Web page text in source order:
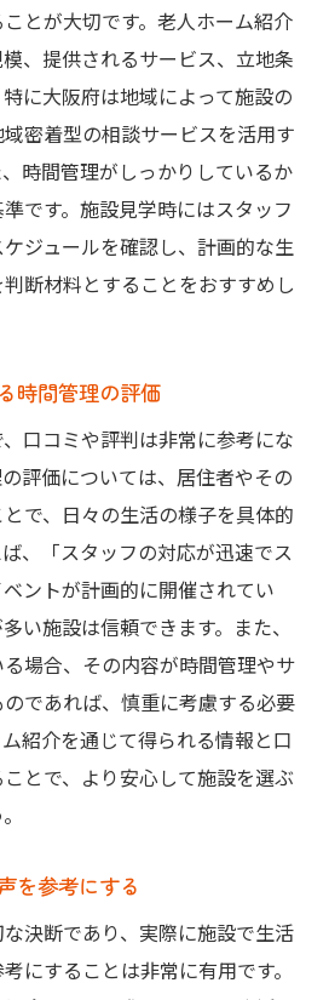
とが大切です。老人ホーム紹介
、提供されるサービス、立地条
に大阪府は地域によって施設の
密着型の相談サービスを活用す
時間管理がしっかりしているか
です。施設見学時にはスタッフ
ジュールを確認し、計画的な生
断材料とすることをおすすめし
時間管理の評価
口コミや評判は非常に参考にな
評価については、居住者やその
で、日々の生活の様子を具体的
、「スタッフの対応が迅速でス
ントが計画的に開催されてい
い施設は信頼できます。また、
場合、その内容が時間管理やサ
であれば、慎重に考慮する必要
紹介を通じて得られる情報と口
とで、より安心して施設を選ぶ
を参考にする
決断であり、実際に施設で生活
にすることは非常に有用です。